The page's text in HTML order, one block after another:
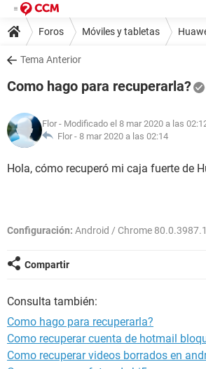
Foros Móviles y tabletas
Tema Anterior
Como hago para recuperarla?
Flor - Modificado el 8 mar 2020 a las
Flor - 8 mar 2020 a las 02:14
Hola, cómo recuperó mi caja fuerte de
Configuración: Android / Chrome
Compartir
Consulta también:
Como hago para recuperarla?
Como recuperar cuenta de hotmail
Como recuperar videos borrados en